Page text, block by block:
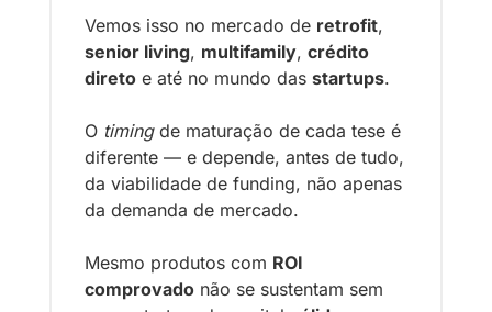
Vemos isso no mercado de retrofit
senior living, multifamily, crédito
direto e até no mundo das startups.
O timing de maturação de cada tese é
diferente — e depende, antes de tudo,
da viabilidade de funding, não apenas
da demanda de mercado.
Mesmo produtos com ROI
comprovado não se sustentam sem